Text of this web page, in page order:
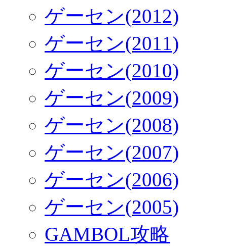
ゲーセン(2012)
ゲーセン(2011)
ゲーセン(2010)
ゲーセン(2009)
ゲーセン(2008)
ゲーセン(2007)
ゲーセン(2006)
ゲーセン(2005)
GAMBOL攻略